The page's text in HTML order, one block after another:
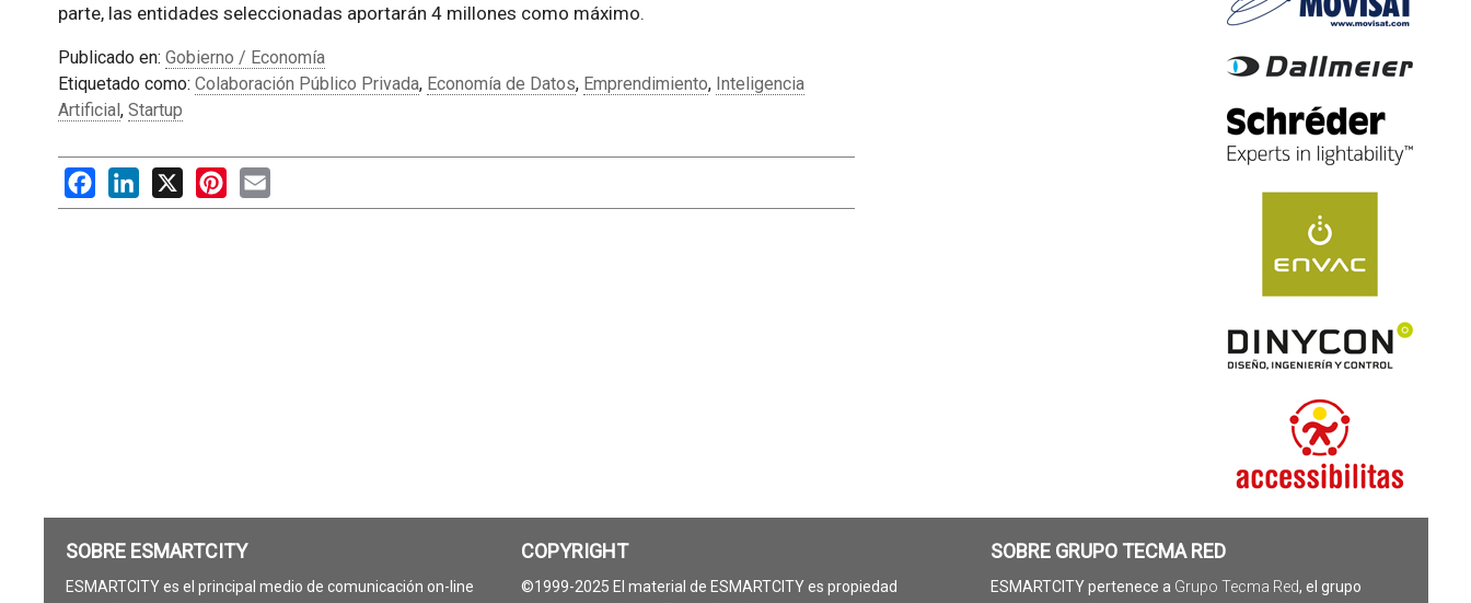
parte, las entidades seleccionadas aportarán 4 millones como máximo.
Publicado en: Gobierno / Economía
Etiquetado como: Colaboración Público Privada, Economía de Datos, Emprendimiento, Inteligencia
Artificial, Startup
FacebookLinkedIn
X PinterestEmail
SOBRE ESMARTCITY
ESMARTCITY es el principal medio de comunicación on-line
COPYRIGHT
©1999-2025 El material de ESMARTCITY es propiedad
SOBRE GRUPO TECMA RED
ESMARTCITY pertenece a Grupo Tecma Red, el grupo